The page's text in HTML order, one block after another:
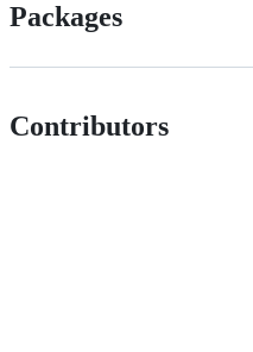
Packages
Contributors